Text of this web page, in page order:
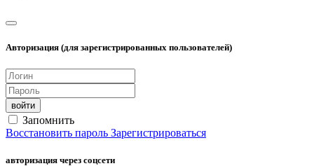
Авторизация (для зарегистрированных пользователей)
войти
Запомнить
Восстановить пароль Зарегистрироваться
авторизация через соцсети